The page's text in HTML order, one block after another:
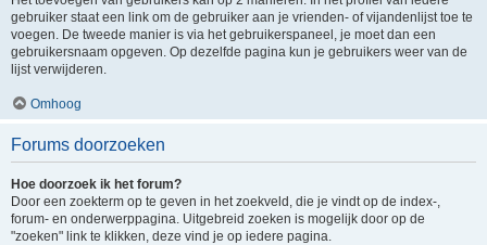
gebruiker staat een link om de gebruiker aan je vrienden- of vijandenlijst toe te
voegen. De tweede manier is via het gebruikerspaneel, je moet dan een
gebruikersnaam opgeven. Op dezelfde pagina kun je gebruikers weer van de
lijst verwijderen.
Omhoog
Forums doorzoeken
Hoe doorzoek ik het forum?
Door een zoekterm op te geven in het zoekveld, die je vindt op de index-,
forum- en onderwerppagina. Uitgebreid zoeken is mogelijk door op de
"zoeken" link te klikken, deze vind je op iedere pagina.